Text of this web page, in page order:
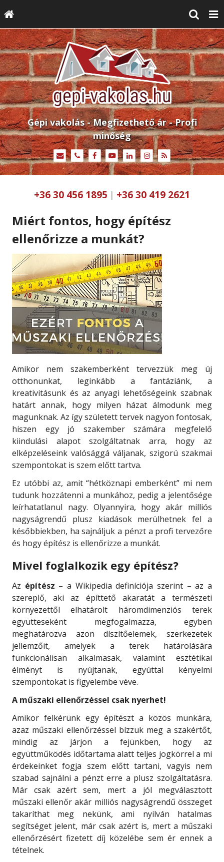
Gépi vakolás - Megfizethető ár - Profi
minőség
+36 30 456 1895 | +36 30 419 2621
Miért fontos, hogy építész
ellenőrizze a munkát?
Amikor nem szakemberként tervezzük meg új
otthonunkat, leginkább a fantáziánk, a
kreativitásunk és az anyagi lehetőségeink szabnak
határt annak, hogy milyen házat álmodunk meg
magunknak. Az így született tervek nagyon fontosak,
hiszen egy jó szakember számára megfelelő
kiindulási alapot szolgáltatnak arra, hogy az
elképzeléseink valósággá váljanak, szigorú szakmai
szempontokat is szem előtt tartva.
Ez utóbbi az, amit “hétköznapi emberként” mi nem
tudunk hozzátenni a munkához, pedig a jelentősége
leírhatatlanul nagy. Olyannyira, hogy akár milliós
nagyságrendű plusz kiadások merülhetnek fel a
későbbiekben, ha sajnáljuk a pénzt a profi tervezőre
és hogy építész is ellenőrizze a munkát.
Mivel foglalkozik egy építész?
Az építész – a Wikipedia definíciója szerint – az a
szereplő, aki az építtető akaratát a természeti
környezettől elhatárolt háromdimenziós terek
együtteseként megfogalmazza, egyben
meghatározva azon díszítőelemek, szerkezetek
jellemzőit, amelyek a terek határolására
funkcionálisan alkalmasak, valamint esztétikai
élményt is nyújtanak, egyúttal kényelmi
szempontokat is figyelembe véve.
A műszaki ellenőrzéssel csak nyerhet!
Amikor felkérünk egy építészt a közös munkára,
azaz műszaki ellenőrzéssel bízzuk meg a szakértőt,
mindig az járjon a fejünkben, hogy az
együttműködés időtartama alatt teljes jogkörrel a mi
érdekeinket fogja szem előtt tartani, vagyis nem
szabad sajnálni a pénzt erre a plusz szolgáltatásra.
Már csak azért sem, mert a jól megválasztott
műszaki ellenőr akár milliós nagyságrendű összeget
takaríthat meg nekünk, ami nyilván hatalmas
segítséget jelent, már csak azért is, mert a műszaki
ellenőrzésért fizetett díj közelébe sem ér ennek a
tételnek.